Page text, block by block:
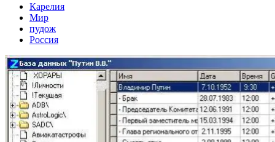
Карелия
Мир
пудож
Россия